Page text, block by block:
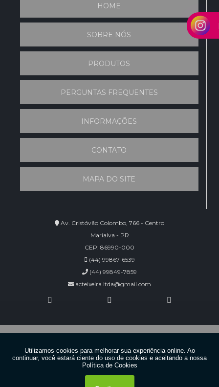
HOME
SOBRE NÓS
PRODUTOS
PERGUNTAS FREQUENTES
INFORMAÇÕES
CONTATO
MAPA DO SITE
Av. Cristóvão Colombo, 766 - Centro
Marialva - PR
CEP: 86990-000
(44) 99867-6539
(44) 99849-7859
acteixeira.ltda@gmail.com
W3C
W3C
WhatsApp